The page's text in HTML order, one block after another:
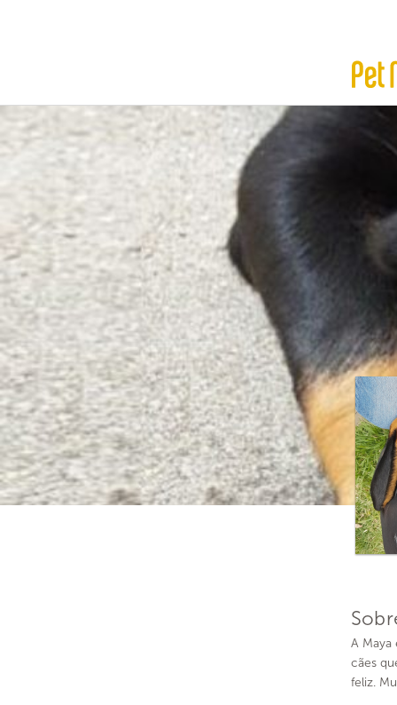
A Maya
cães
feliz.